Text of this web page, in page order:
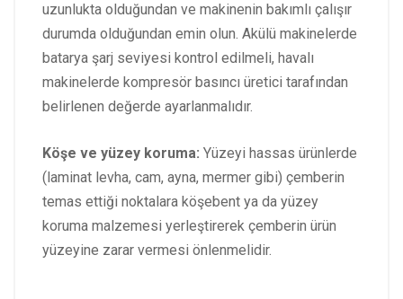
uzunlukta olduğundan ve makinenin bakımlı çalışır
durumda olduğundan emin olun. Akülü makinelerde
batarya şarj seviyesi kontrol edilmeli, havalı
makinelerde kompresör basıncı üretici tarafından
belirlenen değerde ayarlanmalıdır.
Köşe ve yüzey koruma: Yüzeyi hassas ürünlerde
(laminat levha, cam, ayna, mermer gibi) çemberin
temas ettiği noktalara köşebent ya da yüzey
koruma malzemesi yerleştirerek çemberin ürün
yüzeyine zarar vermesi önlenmelidir.